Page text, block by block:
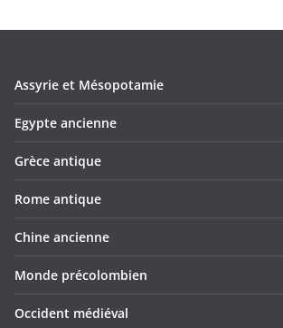
Assyrie et Mésopotamie
Egypte ancienne
Grèce antique
Rome antique
Chine ancienne
Monde précolombien
Occident médiéval